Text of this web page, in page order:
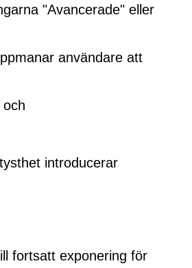
"Avancerade" eller
användare att
introducerar
fortsatt exponering för